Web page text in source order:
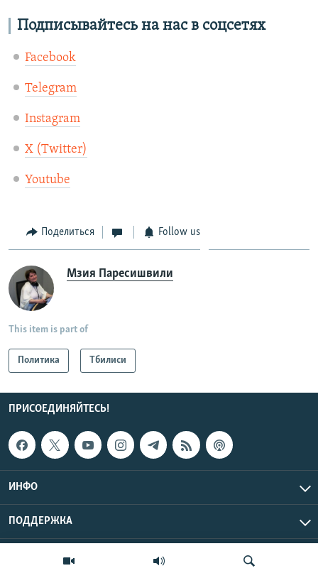
Подписывайтесь на нас в соцсетях
Facebook
Telegram
Instagram
X (Twitter)
Youtube
Поделиться Follow us
Мзия Паресишвили
This item is part of
Политика Тбилиси
ПРИСОЕДИНЯЙТЕСЬ!
ИНФО
ПОДДЕРЖКА
Эхо Кавказа © 2026 RFE/RL, Inc. | Все права защищены.